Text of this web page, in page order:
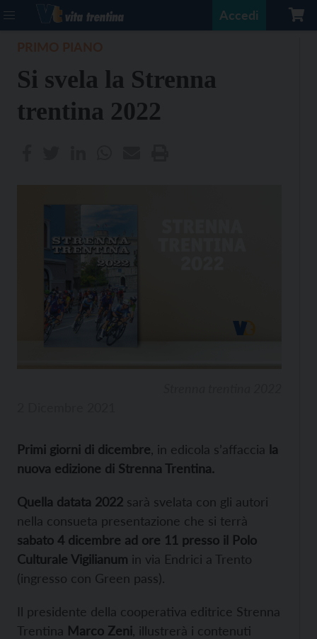
Accedi
Si svela la Strenna
trentina 2022
Primi giorni di dicembre , in edicola s’affaccia la
nuova edizione di Strenna Trentina.
Quella datata 2022 sarà svelata con gli autori
nella consueta presentazione che si terrà
sabato 4 dicembre ad ore 11 presso il Polo
Culturale Vigilianum in via Endrici a Trento
(ingresso con Green pass).
Il presidente della cooperativa editrice Strenna
Trentina Marco Zeni , illustrerà i contenuti